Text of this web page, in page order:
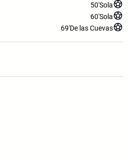
50'Sola
60'Sola
69'De las Cuevas